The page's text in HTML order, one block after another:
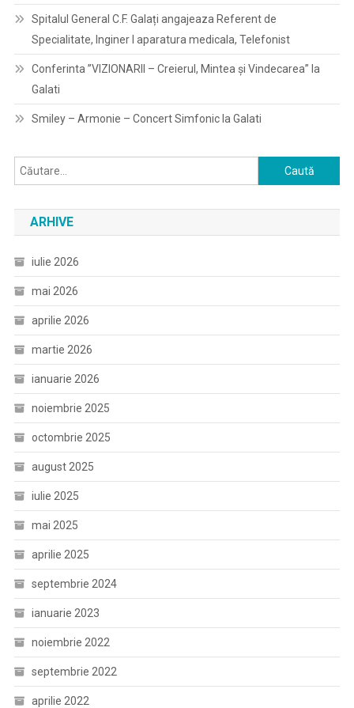
Spitalul General C.F. Galați angajeaza Referent de
Specialitate, Inginer I aparatura medicala, Telefonist
Conferinta ”VIZIONARII – Creierul, Mintea și Vindecarea” la
Galati
Smiley – Armonie – Concert Simfonic la Galati
Caută
după:
ARHIVE
iulie 2026
mai 2026
aprilie 2026
martie 2026
ianuarie 2026
noiembrie 2025
octombrie 2025
august 2025
iulie 2025
mai 2025
aprilie 2025
septembrie 2024
ianuarie 2023
noiembrie 2022
septembrie 2022
aprilie 2022